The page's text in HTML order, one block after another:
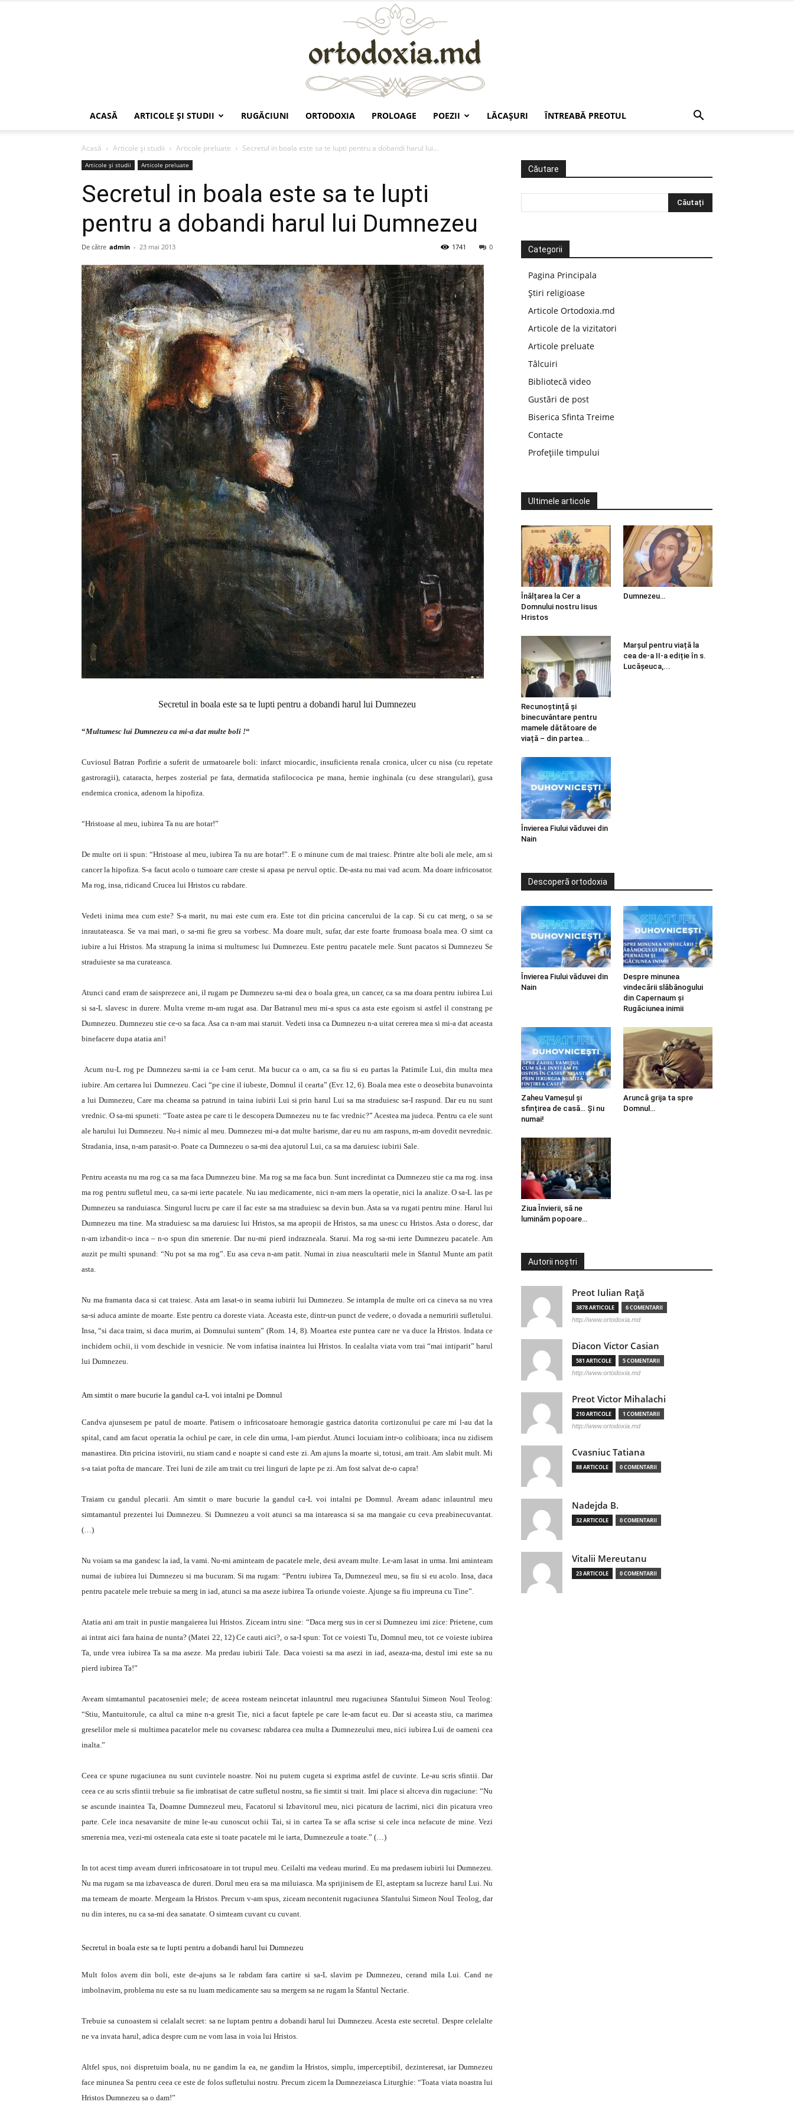
ACASĂ ARTICOLE ŞI STUDII RUGĂCIUNI ORTODOXIA PROLOAGE POEZII LĂCAŞURI ÎNTREABĂ PREOTUL
Acasă Articole şi studii Articole preluate Secretul in boala este sa te lupti pentru a dobandi harul lui...
Articole şi studii Articole preluate
Secretul in boala este sa te lupti
pentru a dobandi harul lui Dumnezeu
De către admin - 23 mai 2013 0
1741
Secretul in boala este sa te lupti pentru a dobandi harul lui Dumnezeu
“Multumesc lui Dumnezeu ca mi-a dat multe boli !“
Cuviosul Batran Porfirie a suferit de urmatoarele boli: infarct miocardic, insuficienta renala cronica, ulcer cu nisa (cu repetate
gastroragii), cataracta, herpes zosterial pe fata, dermatida stafilococica pe mana, hernie inghinala (cu dese strangulari), gusa
endemica cronica, adenom la hipofiza.
“Hristoase al meu, iubirea Ta nu are hotar!”
De multe ori ii spun: “Hristoase al meu, iubirea Ta nu are hotar!”. E o minune cum de mai traiesc. Printre alte boli ale mele, am si
cancer la hipofiza. S-a facut acolo o tumoare care creste si apasa pe nervul optic. De-asta nu mai vad acum. Ma doare infricosator.
Ma rog, insa, ridicand Crucea lui Hristos cu rabdare.
Vedeti inima mea cum este? S-a marit, nu mai este cum era. Este tot din pricina cancerului de la cap. Si cu cat merg, o sa se
inrautateasca. Se va mai mari, o sa-mi fie greu sa vorbesc. Ma doare mult, sufar, dar este foarte frumoasa boala mea. O simt ca
iubire a lui Hristos. Ma strapung la inima si multumesc lui Dumnezeu. Este pentru pacatele mele. Sunt pacatos si Dumnezeu Se
straduieste sa ma curateasca.
Atunci cand eram de saisprezece ani, il rugam pe Dumnezeu sa-mi dea o boala grea, un cancer, ca sa ma doara pentru iubirea Lui
si sa-L slavesc in durere. Multa vreme m-am rugat asa. Dar Batranul meu mi-a spus ca asta este egoism si astfel il constrang pe
Dumnezeu. Dumnezeu stie ce-o sa faca. Asa ca n-am mai staruit. Vedeti insa ca Dumnezeu n-a uitat cererea mea si mi-a dat aceasta
binefacere dupa atatia ani!
Acum nu-L rog pe Dumnezeu sa-mi ia ce I-am cerut. Ma bucur ca o am, ca sa fiu si eu partas la Patimile Lui, din multa mea
iubire. Am certarea lui Dumnezeu. Caci “pe cine il iubeste, Domnul il cearta” (Evr. 12, 6). Boala mea este o deosebita bunavointa
a lui Dumnezeu, Care ma cheama sa patrund in taina iubirii Lui si prin harul Lui sa ma straduiesc sa-I raspund. Dar eu nu sunt
vrednic. O sa-mi spuneti: “Toate astea pe care ti le descopera Dumnezeu nu te fac vrednic?” Acestea ma judeca. Pentru ca ele sunt
ale harului lui Dumnezeu. Nu-i nimic al meu. Dumnezeu mi-a dat multe harisme, dar eu nu am raspuns, m-am dovedit nevrednic.
Stradania, insa, n-am parasit-o. Poate ca Dumnezeu o sa-mi dea ajutorul Lui, ca sa ma daruiesc iubirii Sale.
Pentru aceasta nu ma rog ca sa ma faca Dumnezeu bine. Ma rog sa ma faca bun. Sunt incredintat ca Dumnezeu stie ca ma rog. insa
ma rog pentru sufletul meu, ca sa-mi ierte pacatele. Nu iau medicamente, nici n-am mers la operatie, nici la analize. O sa-L las pe
Dumnezeu sa randuiasca. Singurul lucru pe care il fac este sa ma straduiesc sa devin bun. Asta sa va rugati pentru mine. Harul lui
Dumnezeu ma tine. Ma straduiesc sa ma daruiesc lui Hristos, sa ma apropii de Hristos, sa ma unesc cu Hristos. Asta o doresc, dar
n-am izbandit-o inca – n-o spun din smerenie. Dar nu-mi pierd indrazneala. Starui. Ma rog sa-mi ierte Dumnezeu pacatele. Am
auzit pe multi spunand: “Nu pot sa ma rog”. Eu asa ceva n-am patit. Numai in ziua neascultarii mele in Sfantul Munte am patit
asta.
Nu ma framanta daca si cat traiesc. Asta am lasat-o in seama iubirii lui Dumnezeu. Se intampla de multe ori ca cineva sa nu vrea
sa-si aduca aminte de moarte. Este pentru ca doreste viata. Aceasta este, dintr-un punct de vedere, o dovada a nemuririi sufletului.
Insa, “si daca traim, si daca murim, ai Domnului suntem” (Rom. 14, 8). Moartea este puntea care ne va duce la Hristos. Indata ce
inchidem ochii, ii vom deschide in vesnicie. Ne vom infatisa inaintea lui Hristos. In cealalta viata vom trai “mai intiparit” harul
lui Dumnezeu.
Am simtit o mare bucurie la gandul ca-L voi intalni pe Domnul
Candva ajunsesem pe patul de moarte. Patisem o infricosatoare hemoragie gastrica datorita cortizonului pe care mi l-au dat la
spital, cand am facut operatia la ochiul pe care, in cele din urma, l-am pierdut. Atunci locuiam intr-o colibioara; inca nu zidisem
manastirea. Din pricina istovirii, nu stiam cand e noapte si cand este zi. Am ajuns la moarte si, totusi, am trait. Am slabit mult. Mi
s-a taiat pofta de mancare. Trei luni de zile am trait cu trei linguri de lapte pe zi. Am fost salvat de-o capra!
Traiam cu gandul plecarii. Am simtit o mare bucurie la gandul ca-L voi intalni pe Domnul. Aveam adanc inlauntrul meu
simtamantul prezentei lui Dumnezeu. Si Dumnezeu a voit atunci sa ma intareasca si sa ma mangaie cu ceva preabinecuvantat.
(…)
Nu voiam sa ma gandesc la iad, la vami. Nu-mi aminteam de pacatele mele, desi aveam multe. Le-am lasat in urma. Imi aminteam
numai de iubirea lui Dumnezeu si ma bucuram. Si ma rugam: “Pentru iubirea Ta, Dumnezeul meu, sa fiu si eu acolo. Insa, daca
pentru pacatele mele trebuie sa merg in iad, atunci sa ma aseze iubirea Ta oriunde voieste. Ajunge sa fiu impreuna cu Tine”.
Atatia ani am trait in pustie mangaierea lui Hristos. Ziceam intru sine: “Daca merg sus in cer si Dumnezeu imi zice: Prietene, cum
ai intrat aici fara haina de nunta? (Matei 22, 12) Ce cauti aici?, o sa-I spun: Tot ce voiesti Tu, Domnul meu, tot ce voieste iubirea
Ta, unde vrea iubirea Ta sa ma aseze. Ma predau iubirii Tale. Daca voiesti sa ma asezi in iad, aseaza-ma, destul imi este sa nu
pierd iubirea Ta!”
Aveam simtamantul pacatoseniei mele; de aceea rosteam neincetat inlauntrul meu rugaciunea Sfantului Simeon Noul Teolog:
“Stiu, Mantuitorule, ca altul ca mine n-a gresit Tie, nici a facut faptele pe care le-am facut eu. Dar si aceasta stiu, ca marimea
greselilor mele si multimea pacatelor mele nu covarsesc rabdarea cea multa a Dumnezeului meu, nici iubirea Lui de oameni cea
inalta.”
Ceea ce spune rugaciunea nu sunt cuvintele noastre. Noi nu putem cugeta si exprima astfel de cuvinte. Le-au scris sfintii. Dar
ceea ce au scris sfintii trebuie sa fie imbratisat de catre sufletul nostru, sa fie simtit si trait. Imi place si altceva din rugaciune: “Nu
se ascunde inaintea Ta, Doamne Dumnezeul meu, Facatorul si Izbavitorul meu, nici picatura de lacrimi, nici din picatura vreo
parte. Cele inca nesavarsite de mine le-au cunoscut ochii Tai, si in cartea Ta se afla scrise si cele inca nefacute de mine. Vezi
smerenia mea, vezi-mi osteneala cata este si toate pacatele mi le iarta, Dumnezeule a toate.” (…)
In tot acest timp aveam dureri infricosatoare in tot trupul meu. Ceilalti ma vedeau murind. Eu ma predasem iubirii lui Dumnezeu.
Nu ma rugam sa ma izbaveasca de dureri. Dorul meu era sa ma miluiasca. Ma sprijinisem de El, asteptam sa lucreze harul Lui. Nu
ma temeam de moarte. Mergeam la Hristos. Precum v-am spus, ziceam necontenit rugaciunea Sfantului Simeon Noul Teolog, dar
nu din interes, nu ca sa-mi dea sanatate. O simteam cuvant cu cuvant.
Secretul in boala este sa te lupti pentru a dobandi harul lui Dumnezeu
Mult folos avem din boli, este de-ajuns sa le rabdam fara cartire si sa-L slavim pe Dumnezeu, cerand mila Lui. Cand ne
imbolnavim, problema nu este sa nu luam medicamente sau sa mergem sa ne rugam la Sfantul Nectarie.
Trebuie sa cunoastem si celalalt secret: sa ne luptam pentru a dobandi harul lui Dumnezeu. Acesta este secretul. Despre celelalte
ne va invata harul, adica despre cum ne vom lasa in voia lui Hristos.
Altfel spus, noi dispretuim boala, nu ne gandim la ea, ne gandim la Hristos, simplu, imperceptibil, dezinteresat, iar Dumnezeu
face minunea Sa pentru ceea ce este de folos sufletului nostru. Precum zicem la Dumnezeiasca Liturghie: “Toata viata noastra lui
Hristos Dumnezeu sa o dam!”
Căutare
Categorii
Pagina Principala
Știri religioase
Articole Ortodoxia.md
Articole de la vizitatori
Articole preluate
Tâlcuiri
Bibliotecă video
Gustări de post
Biserica Sfinta Treime
Contacte
Profețiile timpului
Ultimele articole
Înălțarea la Cer a
Domnului nostru Iisus
Hristos
Dumnezeu…
Recunoștință și
binecuvântare pentru
mamele dătătoare de
viață – din partea...
Marșul pentru viață la
cea de-a II-a ediție în s.
Lucășeuca,...
Învierea Fiului văduvei din
Nain
Descoperă ortodoxia
Învierea Fiului văduvei din
Nain
Despre minunea
vindecării slăbănogului
din Capernaum și
Rugăciunea inimii
Zaheu Vameșul și
sfințirea de casă… Și nu
numai!
Aruncă grija ta spre
Domnul…
Ziua Învierii, să ne
luminăm popoare…
Autorii noștri
Preot Iulian Raţă
3878 ARTICOLE 6 COMENTARII
http://www.ortodoxia.md
Diacon Victor Casian
581 ARTICOLE 5 COMENTARII
http://www.ortodoxia.md
Preot Victor Mihalachi
210 ARTICOLE 1 COMENTARII
http://www.ortodoxia.md
Cvasniuc Tatiana
88 ARTICOLE 0 COMENTARII
Nadejda B.
32 ARTICOLE 0 COMENTARII
Vitalii Mereutanu
23 ARTICOLE 0 COMENTARII